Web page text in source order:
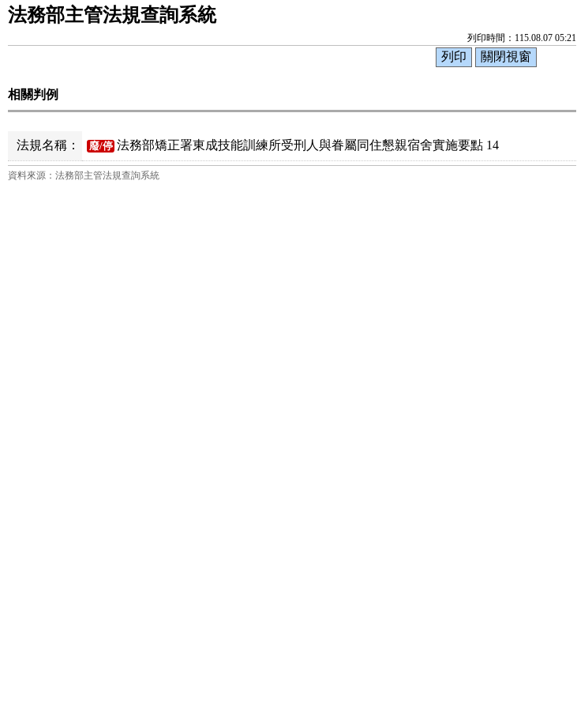
法務部主管法規查詢系統
列印時間：115.08.07 05:21
相關判例
法規名稱： 廢/停 法務部矯正署東成技能訓練所受刑人與眷屬同住懇親宿舍實施要點 14
資料來源：法務部主管法規查詢系統